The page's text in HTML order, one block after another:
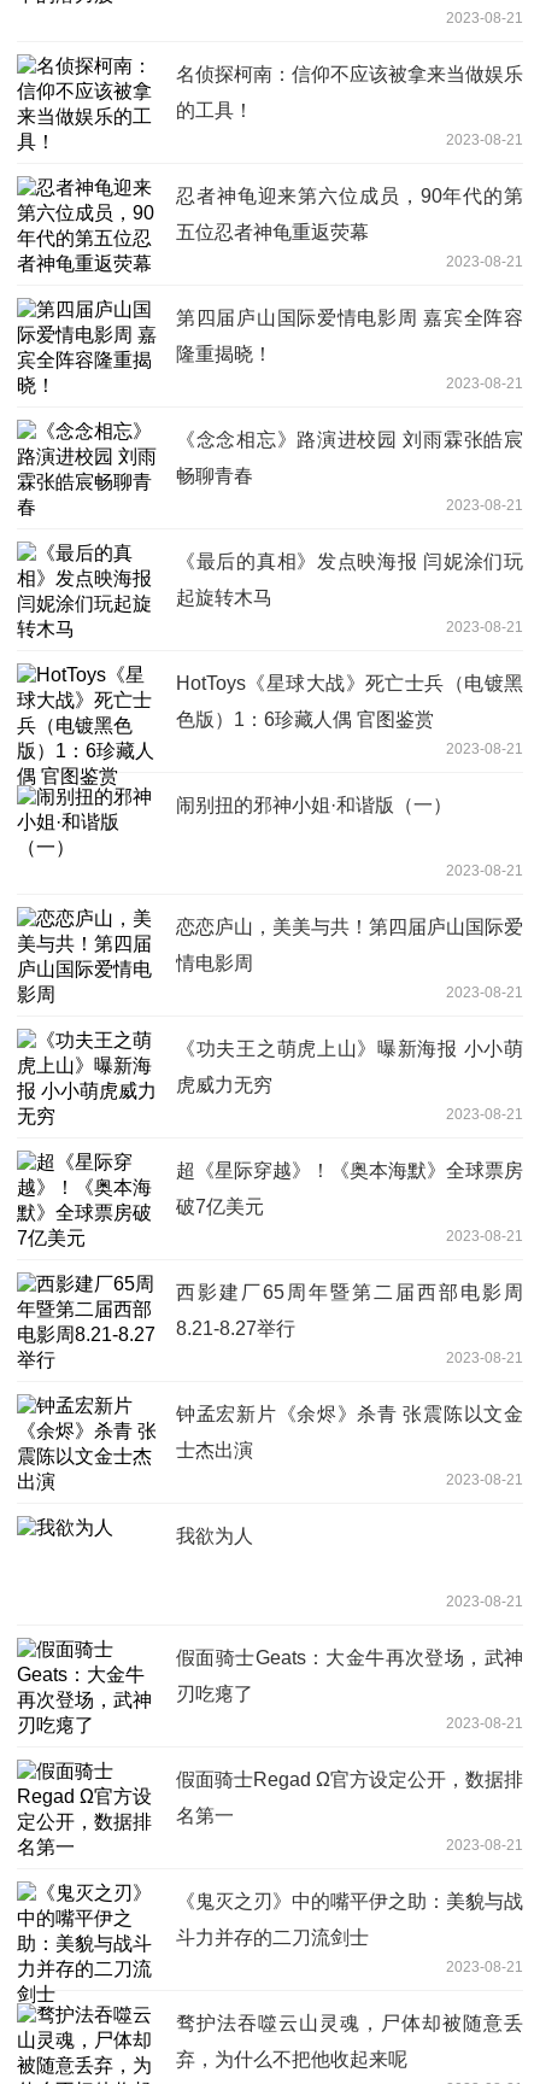
2023-08-21
名侦探柯南：信仰不应该被拿来当做娱乐
的工具！
2023-08-21
忍者神龟迎来第六位成员，90年代的第
五位忍者神龟重返荧幕
2023-08-21
第四届庐山国际爱情电影周 嘉宾全阵容
隆重揭晓！
2023-08-21
《念念相忘》路演进校园 刘雨霖张皓宸
畅聊青春
2023-08-21
《最后的真相》发点映海报 闫妮涂们玩
起旋转木马
2023-08-21
HotToys《星球大战》死亡士兵（电镀黑
色版）1：6珍藏人偶 官图鉴赏
2023-08-21
闹别扭的邪神小姐·和谐版（一）
2023-08-21
恋恋庐山，美美与共！第四届庐山国际爱
情电影周
2023-08-21
《功夫王之萌虎上山》曝新海报 小小萌
虎威力无穷
2023-08-21
超《星际穿越》！《奥本海默》全球票房
破7亿美元
2023-08-21
西影建厂65周年暨第二届西部电影周
8.21-8.27举行
2023-08-21
钟孟宏新片《余烬》杀青 张震陈以文金
士杰出演
2023-08-21
我欲为人
2023-08-21
假面骑士Geats：大金牛再次登场，武神
刃吃瘪了
2023-08-21
假面骑士Regad Ω官方设定公开，数据排
名第一
2023-08-21
《鬼灭之刃》中的嘴平伊之助：美貌与战
斗力并存的二刀流剑士
2023-08-21
骛护法吞噬云山灵魂，尸体却被随意丢
弃，为什么不把他收起来呢